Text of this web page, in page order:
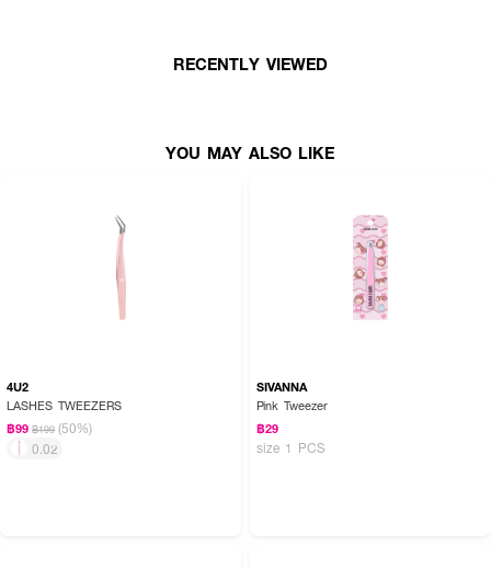
RECENTLY VIEWED
YOU MAY ALSO LIKE
4U2
LASHES TWEEZERS
฿99 ฿199 (50%)
0.02
SIVANNA
Pink Tweezer
฿29
size 1 PCS